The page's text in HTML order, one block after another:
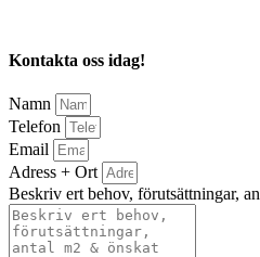
Kontakta oss idag!
Namn
Telefon
Email
Adress + Ort
Beskriv ert behov, förutsättningar,